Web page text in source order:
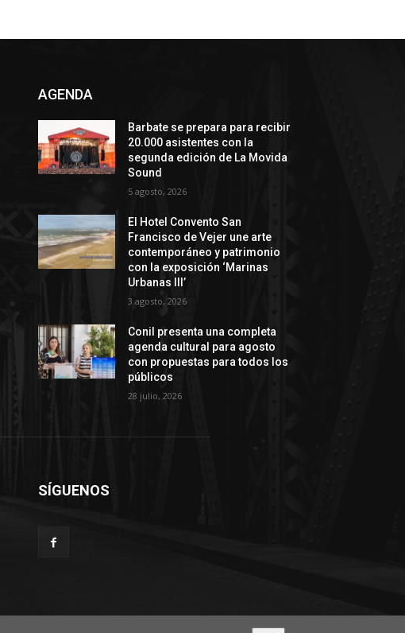
AGENDA
Barbate se prepara para recibir
20.000 asistentes con la
segunda edición de La Movida
Sound
5 agosto, 2026
El Hotel Convento San
Francisco de Vejer une arte
contemporáneo y patrimonio
con la exposición ‘Marinas
Urbanas III’
3 agosto, 2026
Conil presenta una completa
agenda cultural para agosto
con propuestas para todos los
públicos
28 julio, 2026
SÍGUENOS